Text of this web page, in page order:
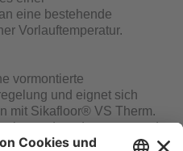
eine bestehende
Vorlauftemperatur.
vormontierte
und eignet sich
mit Sikafloor® VS Therm.
dann verwendet
Heizungsanlage mit eine